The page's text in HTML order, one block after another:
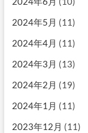
2024年5月 (11)
2024年4月 (11)
2024年3月 (13)
2024年2月 (19)
2024年1月 (11)
2023年12月 (11)